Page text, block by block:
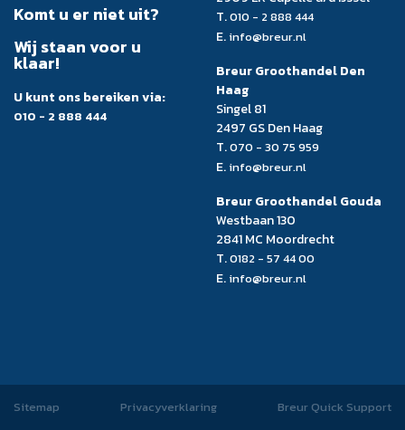
Komt u er niet uit?
Wij staan voor u
klaar!
U kunt ons bereiken via:
010 - 2 888 444
T.010 - 2 888 444
E. info@breur.nl
Breur Groothandel Den
Haag
Singel 81
2497 GS Den Haag
T.070 - 30 75 959
E. info@breur.nl
Breur Groothandel Gouda
Westbaan 130
2841 MC Moordrecht
T.0182 - 57 44 00
E. info@breur.nl
Sitemap Privacyverklaring Breur Quick Support